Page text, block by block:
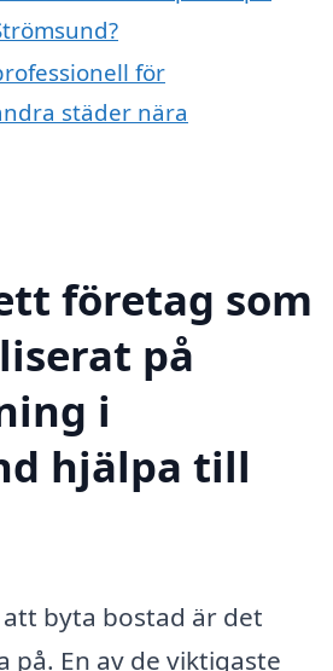
för
städer nära
företag som
på
i
hjälpa till
byta bostad är det
på. En av de viktigaste